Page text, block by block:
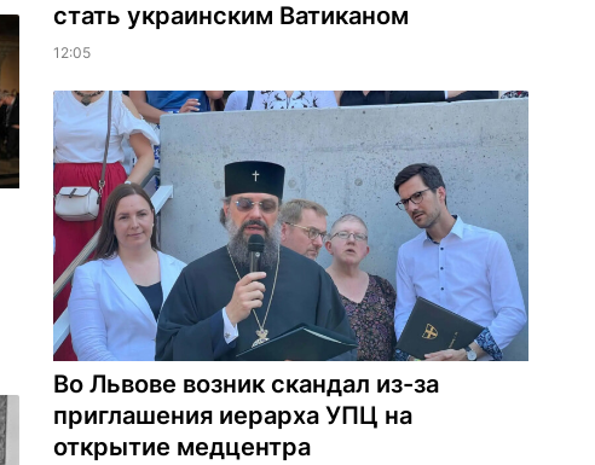
стать украинским Ватиканом
12:05
Во Львове возник скандал из-за
приглашения иерарха УПЦ на
открытие медцентра